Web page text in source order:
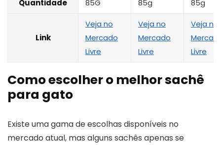
Quantidade 85G 85g 85g
Link
Veja no
Mercado
Livre
Veja no
Mercado
Livre
Veja no
Livre
Como escolher o melhor sachê
para gato
Existe uma gama de escolhas disponíveis no
mercado atual, mas alguns sachês apenas se